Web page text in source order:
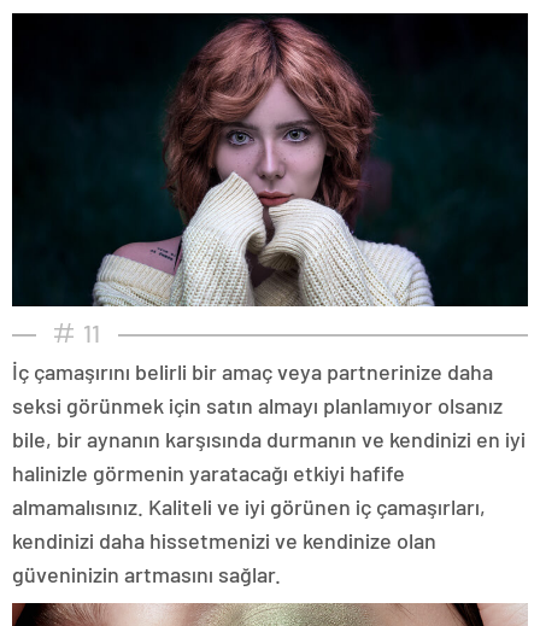
11
İç çamaşırını belirli bir amaç veya partnerinize daha
seksi görünmek için satın almayı planlamıyor olsanız
bile, bir aynanın karşısında durmanın ve kendinizi en iyi
halinizle görmenin yaratacağı etkiyi hafife
almamalısınız. Kaliteli ve iyi görünen iç çamaşırları,
kendinizi daha hissetmenizi ve kendinize olan
güveninizin artmasını sağlar.